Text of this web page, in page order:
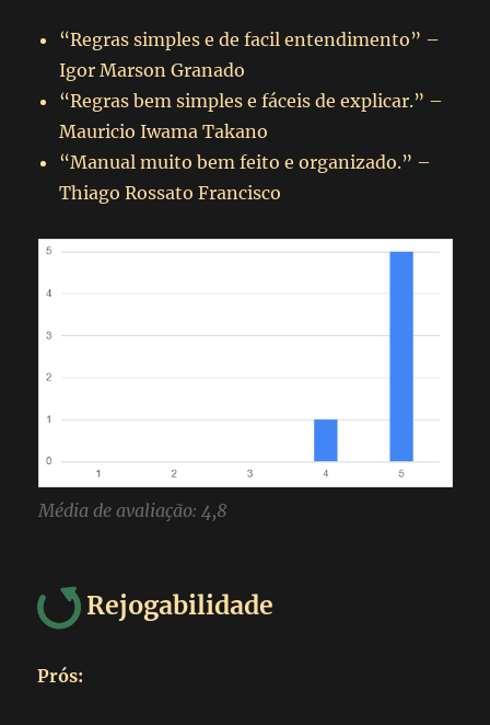
“Regras simples e de facil entendimento” –
Igor Marson Granado
“Regras bem simples e fáceis de explicar.” –
Mauricio Iwama Takano
“Manual muito bem feito e organizado.” –
Thiago Rossato Francisco
Média de avaliação: 4,8
Rejogabilidade
Prós: